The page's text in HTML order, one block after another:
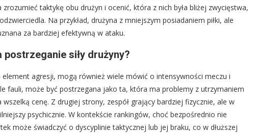
taktykę obu drużyn i ocenić, która z nich była bliżej zwycięstwa,
Na przykład, drużyna z mniejszym posiadaniem piłki, ale
za bardziej efektywną w ataku.
postrzeganie siły drużyny?
agresji, mogą również wiele mówić o intensywności meczu i
fauli, może być postrzegana jako ta, która ma problemy z utrzymaniem
cenę. Z drugiej strony, zespół grający bardziej fizycznie, ale w
psychicznie. W kontekście rankingów, choć bezpośrednio nie
może świadczyć o dyscyplinie taktycznej lub jej braku, co w dłuższej